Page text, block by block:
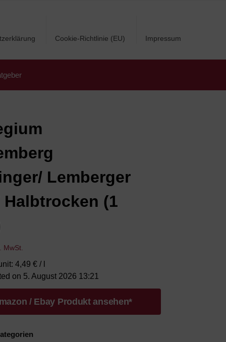
Cookie-Richtlinie (EU) Impressum
Lemberger
Halbtrocken (1
MwSt.
4,49 € / l
on 5. August 2026 13:21
/ Ebay Produkt ansehen*